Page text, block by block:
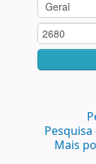
Mais